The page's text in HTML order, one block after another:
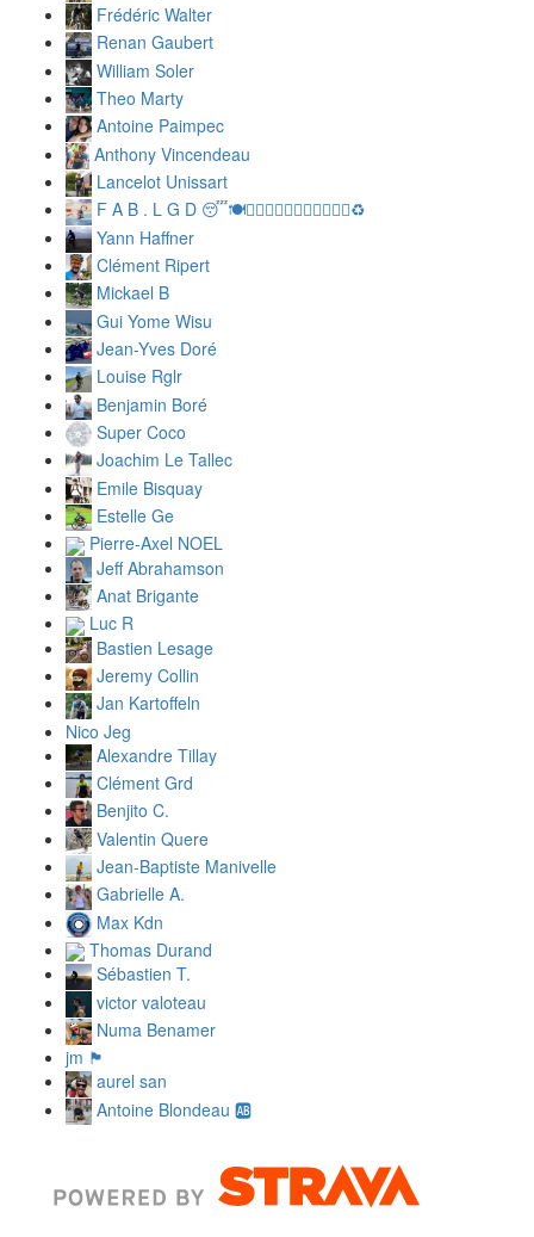
Frédéric Walter
Renan Gaubert
William Soler
Theo Marty
Antoine Paimpec
Anthony Vincendeau
Lancelot Unissart
F A B . L G D 😴🍽️🏊🏼‍♂️🚴🏼‍♂️🏃🏼‍♂️🍻🥰♻️
Yann Haffner
Clément Ripert
Mickael B
Gui Yome Wisu
Jean-Yves Doré
Louise Rglr
Benjamin Boré
Super Coco
Joachim Le Tallec
Emile Bisquay
Estelle Ge
Pierre-Axel NOEL
Jeff Abrahamson
Anat Brigante
Luc R
Bastien Lesage
Jeremy Collin
Jan Kartoffeln
Nico Jeg
Alexandre Tillay
Clément Grd
Benjito C.
Valentin Quere
Jean-Baptiste Manivelle
Gabrielle A.
Max Kdn
Thomas Durand
Sébastien T.
victor valoteau
Numa Benamer
jm 🏴
aurel san
Antoine Blondeau 🆎